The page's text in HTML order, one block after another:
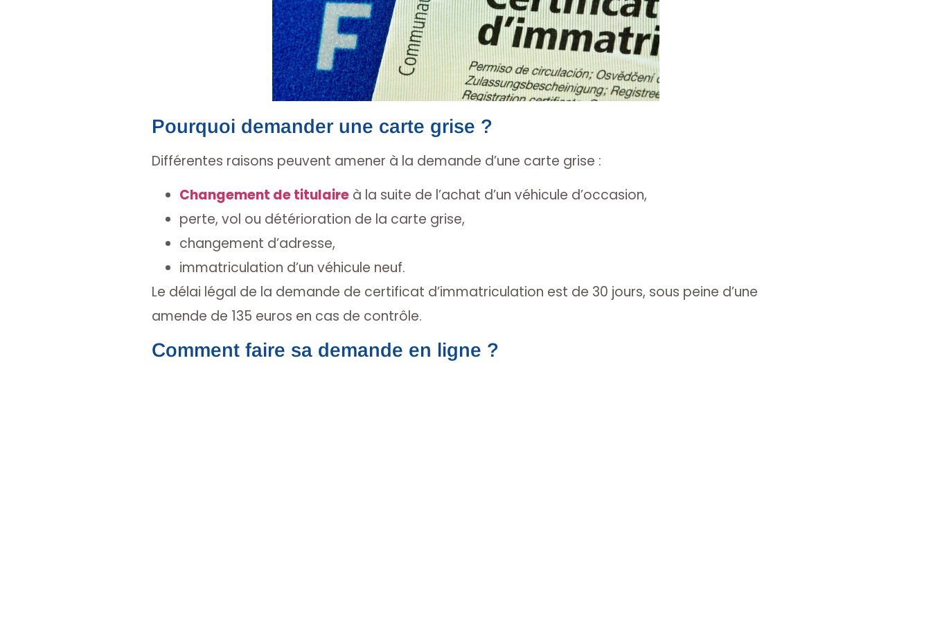
Pourquoi demander une carte grise ?
Différentes raisons peuvent amener à la demande d’une carte grise :
Changement de titulaireà la suite de l’achat d’un véhicule d’occasion,
perte, vol ou détérioration de la carte grise,
changement d’adresse,
immatriculation d’un véhicule neuf.
Le délai légal de la demande de certificat d’immatriculation est de 30 jours, sous peine d’une
amende de 135 euros en cas de contrôle.
Comment faire sa demande en ligne ?